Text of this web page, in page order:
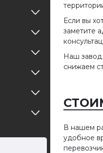
Если вы
заметите
Наш
снижаем
В нашем
удобное